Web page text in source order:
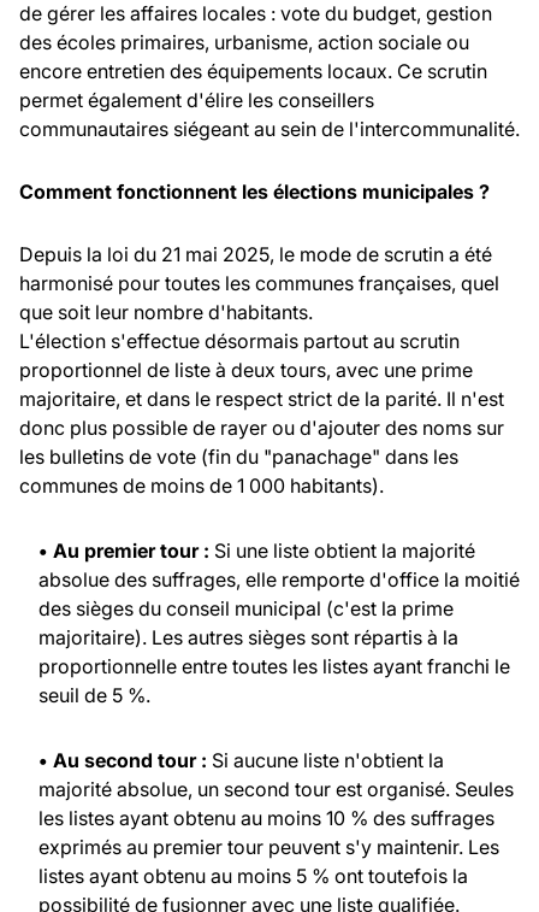
de gérer les affaires locales : vote du budget, gestion
des écoles primaires, urbanisme, action sociale ou
encore entretien des équipements locaux. Ce scrutin
permet également d'élire les conseillers
communautaires siégeant au sein de l'intercommunalité.
Comment fonctionnent les élections municipales ?
Depuis la loi du 21 mai 2025, le mode de scrutin a été
harmonisé pour toutes les communes françaises, quel
que soit leur nombre d'habitants.
L'élection s'effectue désormais partout au scrutin
proportionnel de liste à deux tours, avec une prime
majoritaire, et dans le respect strict de la parité. Il n'est
donc plus possible de rayer ou d'ajouter des noms sur
les bulletins de vote (fin du "panachage" dans les
communes de moins de 1 000 habitants).
• Au premier tour : Si une liste obtient la majorité
absolue des suffrages, elle remporte d'office la moitié
des sièges du conseil municipal (c'est la prime
majoritaire). Les autres sièges sont répartis à la
proportionnelle entre toutes les listes ayant franchi le
seuil de 5 %.
• Au second tour : Si aucune liste n'obtient la
majorité absolue, un second tour est organisé. Seules
les listes ayant obtenu au moins 10 % des suffrages
exprimés au premier tour peuvent s'y maintenir. Les
listes ayant obtenu au moins 5 % ont toutefois la
possibilité de fusionner avec une liste qualifiée.